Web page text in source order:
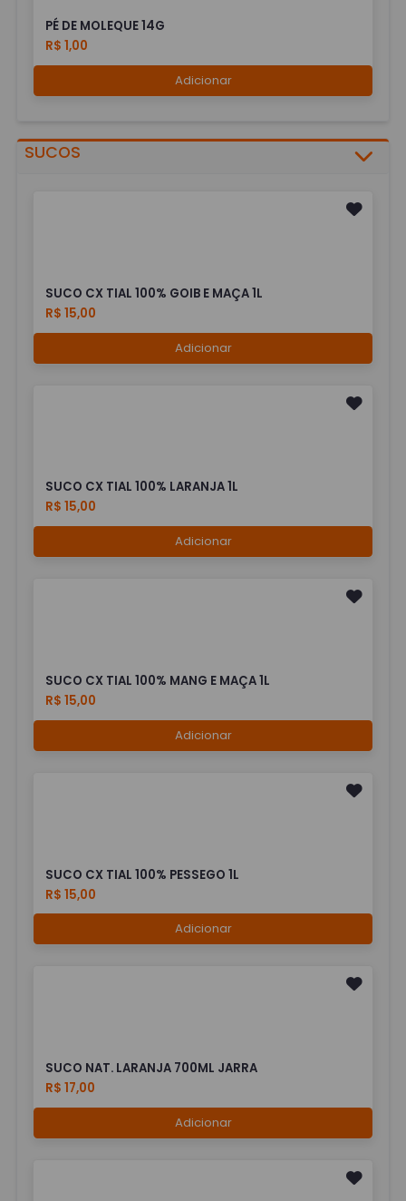
PÉ DE MOLEQUE 14G
R$ 1,00
Adicionar
SUCOS
SUCO CX TIAL 100% GOIB E MAÇA 1L
R$ 15,00
Adicionar
SUCO CX TIAL 100% LARANJA 1L
R$ 15,00
Adicionar
SUCO CX TIAL 100% MANG E MAÇA 1L
R$ 15,00
Adicionar
SUCO CX TIAL 100% PESSEGO 1L
R$ 15,00
Adicionar
SUCO NAT. LARANJA 700ML JARRA
R$ 17,00
Adicionar